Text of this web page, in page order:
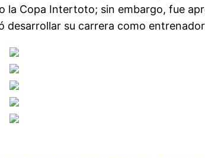
Copa Intertoto; sin embargo, fue
desarrollar su carrera como